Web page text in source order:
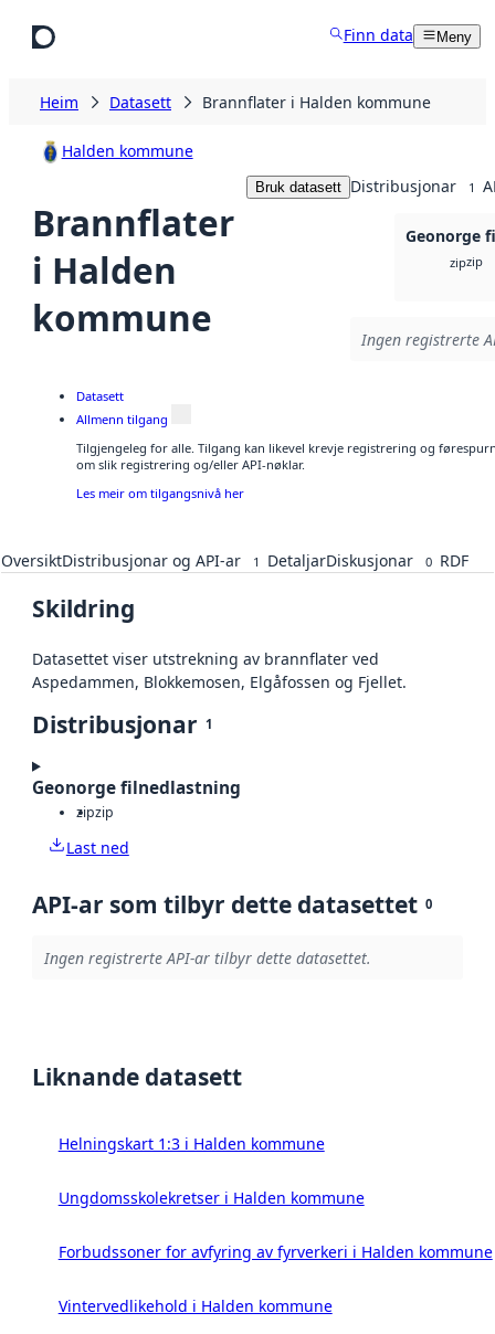
Finn data Meny
Heim Datasett Brannflater i Halden kommune
Halden kommune
Brannflater
i Halden
kommune
Bruk datasett Distribusjonar 1
Geonorge
zipzip
Ingen registrerte
Datasett
Allmenn tilgang
Tilgjengeleg for alle. Tilgang kan likevel krevje registrering og
om slik registrering og/eller API-nøklar.
Les meir om tilgangsnivå her
OversiktDistribusjonar og API-ar 1 DetaljarDiskusjonar 0 RDF
Skildring
Datasettet viser utstrekning av brannflater ved
Aspedammen, Blokkemosen, Elgåfossen og Fjellet.
Distribusjonar 1
Geonorge filnedlastning
zipzip
Last ned
API-ar som tilbyr dette datasettet 0
Ingen registrerte API-ar tilbyr dette datasettet.
Liknande datasett
Helningskart 1:3 i Halden kommune
Ungdomsskolekretser i Halden kommune
Forbudssoner for avfyring av fyrverkeri i Halden kommune
Vintervedlikehold i Halden kommune